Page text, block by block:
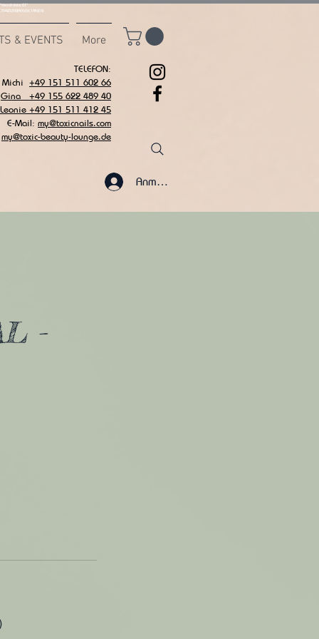
& EVENTS More
TELEFON:
Michi +49 151 511 602 66
Gina +49 155 622 489 40
+49 151 511 412 45
E-Mail: my@toxicnails.com
my@toxic-beauty-lounge.de
Anmelden
-